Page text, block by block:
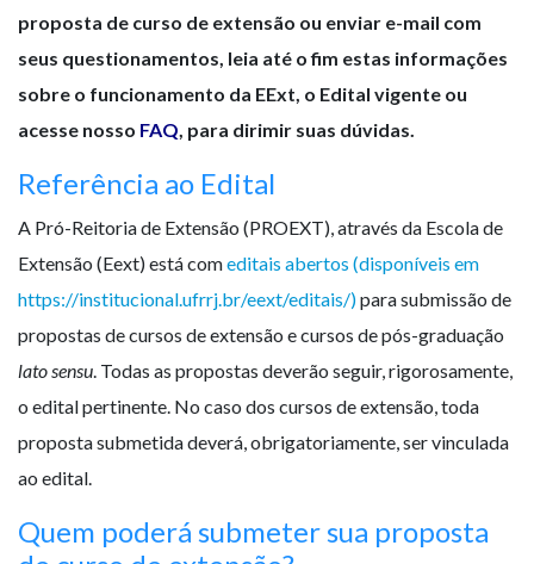
proposta de curso de extensão ou enviar e-mail com
seus questionamentos, leia até o fim estas informações
sobre o funcionamento da EExt, o Edital vigente ou
acesse nosso FAQ, para dirimir suas dúvidas.
Referência ao Edital
A Pró-Reitoria de Extensão (PROEXT), através da Escola de
Extensão (Eext) está comeditais abertos (disponíveis em
https://institucional.ufrrj.br/eext/editais/)para submissão de
propostas de cursos de extensão e cursos de pós-graduação
lato sensu. Todas as propostas deverão seguir, rigorosamente,
o edital pertinente. No caso dos cursos de extensão, toda
proposta submetida deverá, obrigatoriamente, ser vinculada
ao edital.
Quem poderá submeter sua proposta